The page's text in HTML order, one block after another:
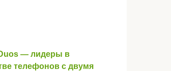
— лидеры в
телефонов с двумя